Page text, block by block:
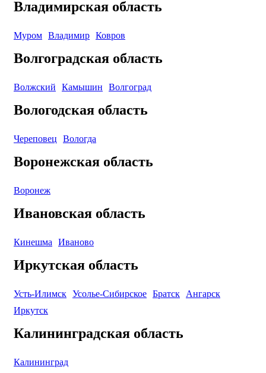
Владимирская область
Муром Владимир Ковров
Волгоградская область
Волжский Камышин Волгоград
Вологодская область
Череповец Вологда
Воронежская область
Воронеж
Ивановская область
Кинешма Иваново
Иркутская область
Усть-Илимск Усолье-Сибирское Братск
Ангарск
Иркутск
Калининградская область
Калининград